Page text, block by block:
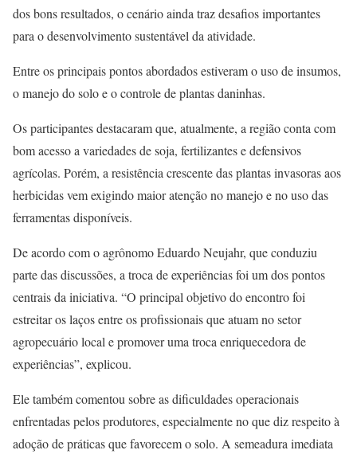
dos bons resultados, o cenário ainda traz desafios importantes
para o desenvolvimento sustentável da atividade.
Entre os principais pontos abordados estiveram o uso de insumos,
o manejo do solo e o controle de plantas daninhas.
Os participantes destacaram que, atualmente, a região conta com
bom acesso a variedades de soja, fertilizantes e defensivos
agrícolas. Porém, a resistência crescente das plantas invasoras aos
herbicidas vem exigindo maior atenção no manejo e no uso das
ferramentas disponíveis.
De acordo com o agrônomo Eduardo Neujahr, que conduziu
parte das discussões, a troca de experiências foi um dos pontos
centrais da iniciativa. “O principal objetivo do encontro foi
estreitar os laços entre os profissionais que atuam no setor
agropecuário local e promover uma troca enriquecedora de
experiências”, explicou.
Ele também comentou sobre as dificuldades operacionais
enfrentadas pelos produtores, especialmente no que diz respeito à
adoção de práticas que favorecem o solo. A semeadura imediata